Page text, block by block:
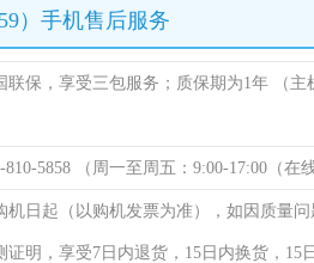
）手机售后服务
联保，享受三包服务；质保期为1年 （
810-5858 （周一至周五：9:00-17:00（在
机日起（以购机发票为准），如因质量
证明，享受7日内退货，15日内换货，